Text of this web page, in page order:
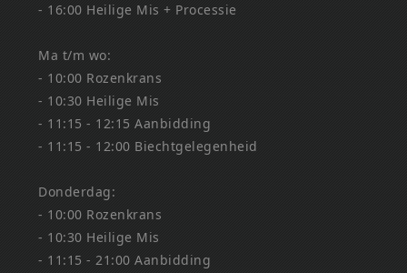
- 16:00 Heilige Mis + Processie
Ma t/m wo:
- 10:00 Rozenkrans
- 10:30 Heilige Mis
- 11:15 - 12:15 Aanbidding
- 11:15 - 12:00 Biechtgelegenheid
Donderdag:
- 10:00 Rozenkrans
- 10:30 Heilige Mis
- 11:15 - 21:00 Aanbidding